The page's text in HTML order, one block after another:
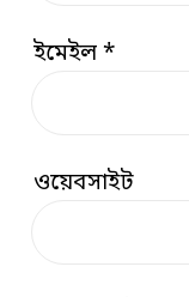
ইমেইল*
ওয়েবসাইট